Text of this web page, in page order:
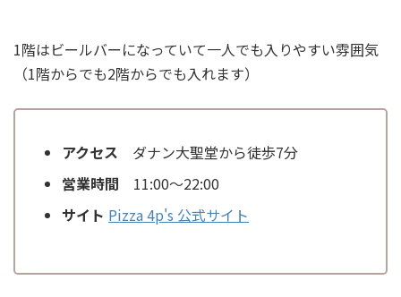
1階はビールバーになっていて一人でも入りやすい雰囲気
（1階からでも2階からでも入れます）
アクセス ダナン大聖堂から徒歩7分
営業時間 11:00～22:00
サイト Pizza 4p's 公式サイト